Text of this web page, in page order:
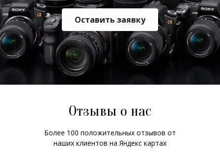
Оставить заявку
Отзывы о нас
Более 100 положительных отзывов от
наших клиентов на Яндекс картах